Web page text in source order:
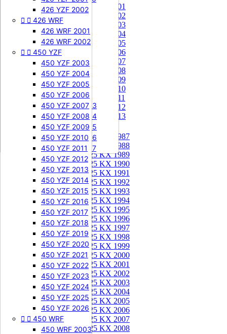
505 SXF
505 SXF 2007
505 SXF 2008
525 SXF
525 SXF 2003
525 SXF 2004
525 SXF 2005
525 SXF 2006
525 EXC-F
525 EXC-F 2003
525 EXC-F 2004
525 EXC-F 2005
525 EXC-F 2006
525 EXC-F 2007
426 YZF 2002
  426 WRF
426 WRF 2001
426 WRF 2002
  450 YZF
450 YZF 2003
450 YZF 2004
450 YZF 2005
450 YZF 2006
450 YZF 2007
450 YZF 2008
450 YZF 2009
450 YZF 2010
450 YZF 2011
450 YZF 2012
450 YZF 2013
450 YZF 2014
450 YZF 2015
450 YZF 2016
450 YZF 2017
450 YZF 2018
450 YZF 2019
450 YZF 2020
450 YZF 2021
450 YZF 2022
450 YZF 2023
450 YZF 2024
450 YZF 2025
450 YZF 2026
  450 WRF
450 WRF 2003
85 KX 2001
85 KX 2002
85 KX 2003
85 KX 2004
85 KX 2005
85 KX 2006
85 KX 2007
85 KX 2008
85 KX 2009
85 KX 2010
85 KX 2011
85 KX 2012
85 KX 2013
125 KX 
125 KX 1987
125 KX 1988
125 KX 1989
125 KX 1990
125 KX 1991
125 KX 1992
125 KX 1993
125 KX 1994
125 KX 1995
125 KX 1996
125 KX 1997
125 KX 1998
125 KX 1999
125 KX 2000
125 KX 2001
125 KX 2002
125 KX 2003
125 KX 2004
125 KX 2005
125 KX 2006
125 KX 2007
125 KX 2008